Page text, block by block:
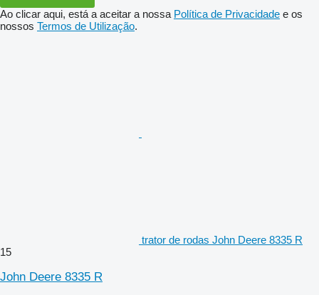
Ao clicar aqui, está a aceitar a nossa Política de Privacidade e os
nossos Termos de Utilização.
trator de rodas John Deere 8335 R
15
John Deere 8335 R